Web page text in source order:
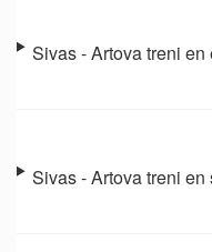
Sivas - Artova treni en
Sivas - Artova treni en